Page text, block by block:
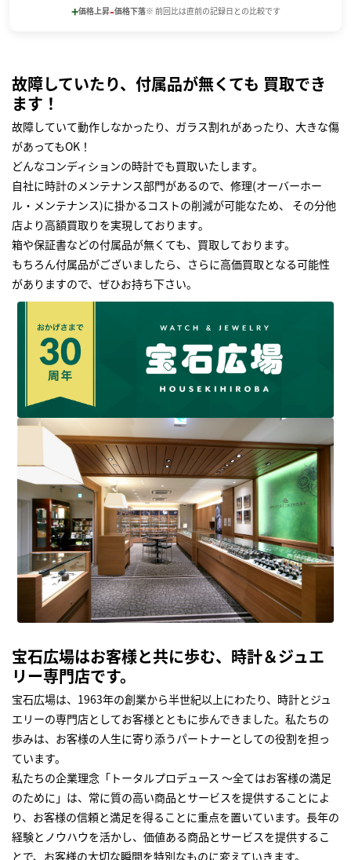
+価格上昇-価格下落※ 前回比は直前の記録日との比較です
故障していたり、付属品が無くても 買取でき
ます！
故障していて動作しなかったり、ガラス割れがあったり、大きな傷
があってもOK！
どんなコンディションの時計でも買取いたします｡
自社に時計のメンテナンス部門があるので、修理(オーバーホー
ル・メンテナンス)に掛かるコストの削減が可能なため、 その分他
店より高額買取りを実現しております｡
箱や保証書などの付属品が無くても、買取しております。
もちろん付属品がございましたら、さらに高価買取となる可能性
がありますので、ぜひお持ち下さい｡
宝石広場はお客様と共に歩む、時計＆ジュエ
リー専門店です。
宝石広場は、1963年の創業から半世紀以上にわたり、時計とジュ
エリーの専門店としてお客様とともに歩んできました。私たちの
歩みは、お客様の人生に寄り添うパートナーとしての役割を担っ
ています。
私たちの企業理念「トータルプロデュース ～全てはお客様の満足
のために」は、常に質の高い商品とサービスを提供することによ
り、お客様の信頼と満足を得ることに重点を置いています。長年の
経験とノウハウを活かし、価値ある商品とサービスを提供するこ
とで、お客様の大切な瞬間を特別なものに変えていきます。